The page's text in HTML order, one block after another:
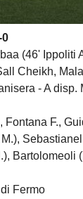
0
(46' Ippoliti
Cheikh,
- A
F.,
Bartolomeoli
Fermo